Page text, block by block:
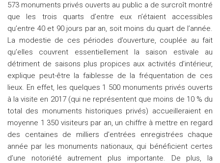
573 monuments privés ouverts au public a de surcroît montré
que les trois quarts d’entre eux n’étaient accessibles
qu’entre 40 et 90 jours par an, soit moins du quart de l’année.
La modestie de ces périodes d’ouverture, couplée au fait
qu’elles couvrent essentiellement la saison estivale au
détriment de saisons plus propices aux activités d’intérieur,
explique peut-être la faiblesse de la fréquentation de ces
lieux. En effet, les quelques 1 500 monuments privés ouverts
à la visite en 2017 (qui ne représentent que moins de 10 % du
total des monuments historiques privés) accueilleraient en
moyenne 1 350 visiteurs par an, un chiffre à mettre en regard
des centaines de milliers d’entrées enregistrées chaque
année par les monuments nationaux, qui bénéficient certes
d’une notoriété autrement plus importante. De plus, la